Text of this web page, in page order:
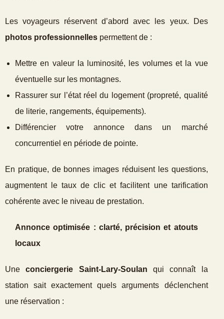
Les voyageurs réservent d’abord avec les yeux. Des
photos professionnelles permettent de :
Mettre en valeur la luminosité, les volumes et la vue
éventuelle sur les montagnes.
Rassurer sur l’état réel du logement (propreté, qualité
de literie, rangements, équipements).
Différencier votre annonce dans un marché
concurrentiel en période de pointe.
En pratique, de bonnes images réduisent les questions,
augmentent le taux de clic et facilitent une tarification
cohérente avec le niveau de prestation.
Annonce optimisée : clarté, précision et atouts
locaux
Uneconciergerie Saint‑Lary‑Soulan qui connaît la
station sait exactement quels arguments déclenchent
une réservation :